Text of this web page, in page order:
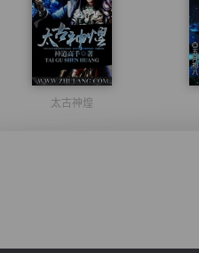
太古神煌